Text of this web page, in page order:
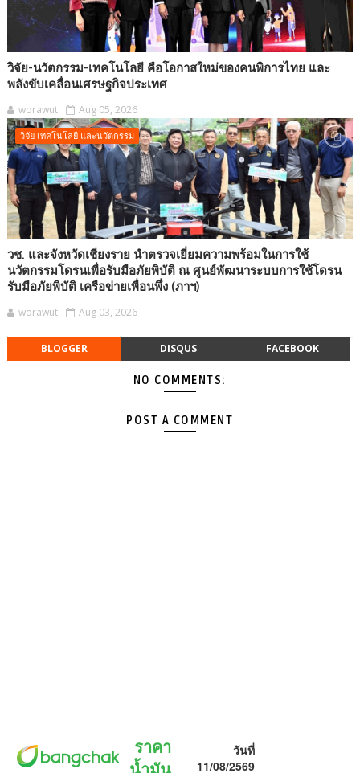
วิจัย-นวัตกรรม-เทคโนโลยี คือโอกาสใหม่ของคนพิการไทย และ
พลังขับเคลื่อนเศรษฐกิจประเทศ
worawut Aug 05, 2026
วิจัย เทคโนโลยี และนวัตกรรม
วช. และจังหวัดเชียงราย นำตรวจเยี่ยมความพร้อมในการใช้
นวัตกรรมโดรนเพื่อรับมือภัยพิบัติ ณ ศูนย์พัฒนาระบบการใช้โดรน
รับมือภัยพิบัติ เครือข่ายเพื่อนพึ่ง (ภาฯ)
worawut Aug 03, 2026
BLOGGER DISQUS FACEBOOK
NO COMMENTS:
POST A COMMENT